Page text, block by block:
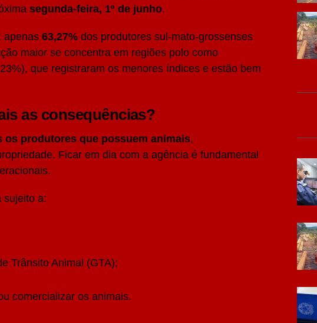
segunda-feira, 1º de junho.
apenas 63,27% dos produtores sul-mato-grossenses
maior se concentra em regiões polo como
que registraram os menores índices e estão bem
as consequências?
os produtores que possuem animais,
Ficar em dia com a agência é fundamental
sujeito a:
Trânsito Animal (GTA);
comercializar os animais.